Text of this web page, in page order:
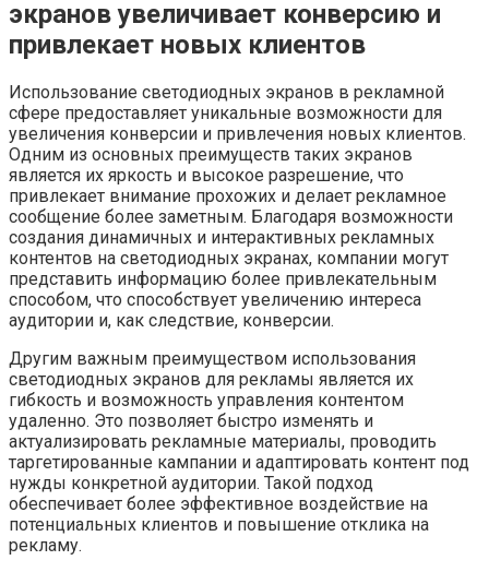
экранов увеличивает конверсию и
привлекает новых клиентов
Использование светодиодных экранов в рекламной
сфере предоставляет уникальные возможности для
увеличения конверсии и привлечения новых клиентов.
Одним из основных преимуществ таких экранов
является их яркость и высокое разрешение, что
привлекает внимание прохожих и делает рекламное
сообщение более заметным. Благодаря возможности
создания динамичных и интерактивных рекламных
контентов на светодиодных экранах, компании могут
представить информацию более привлекательным
способом, что способствует увеличению интереса
аудитории и, как следствие, конверсии.
Другим важным преимуществом использования
светодиодных экранов для рекламы является их
гибкость и возможность управления контентом
удаленно. Это позволяет быстро изменять и
актуализировать рекламные материалы, проводить
таргетированные кампании и адаптировать контент под
нужды конкретной аудитории. Такой подход
обеспечивает более эффективное воздействие на
потенциальных клиентов и повышение отклика на
рекламу.